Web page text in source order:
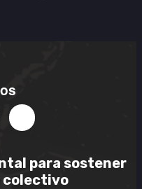
para sostener
colectivo